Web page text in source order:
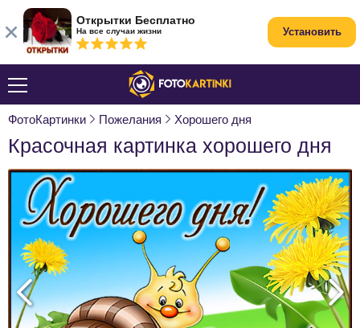
ФотоКартинки Пожелания Хорошего дня
Красочная картинка хорошего дня
Открытки Бесплатно
На все случаи жизни Установить